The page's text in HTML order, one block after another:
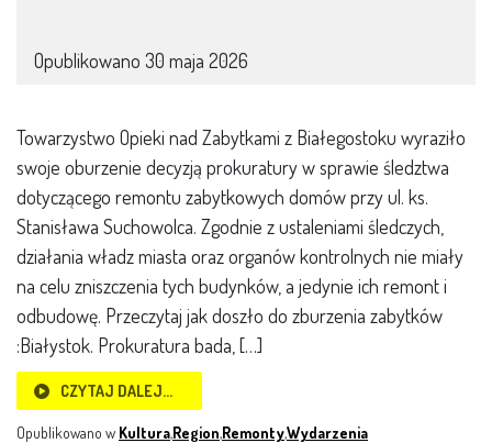
Opublikowano 30 maja 2026
Towarzystwo Opieki nad Zabytkami z Białegostoku wyraziło
swoje oburzenie decyzją prokuratury w sprawie śledztwa
dotyczącego remontu zabytkowych domów przy ul. ks.
Stanisława Suchowolca. Zgodnie z ustaleniami śledczych,
działania władz miasta oraz organów kontrolnych nie miały
na celu zniszczenia tych budynków, a jedynie ich remont i
odbudowę. Przeczytaj jak doszło do zburzenia zabytków
:Białystok. Prokuratura bada, […]
CZYTAJ DALEJ…
Opublikowano w Kultura,Region,Remonty,Wydarzenia